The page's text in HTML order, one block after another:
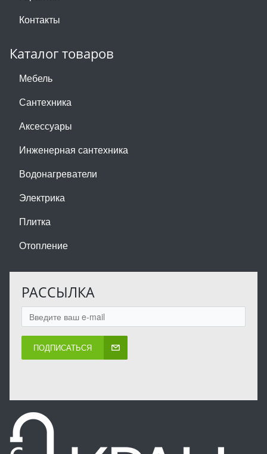
Контакты
Каталог товаров
Мебель
Сантехника
Аксессуары
Инженерная сантехника
Водонагреватели
Электрика
Плитка
Отопление
РАССЫЛКА
ПОДПИСАТЬСЯ